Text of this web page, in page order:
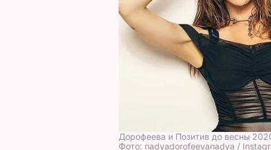
Дорофеева и Позитив до весны
Фото: nadyadorofeevanadya /